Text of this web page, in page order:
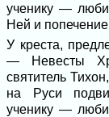
учени­ку —
Ней и
У креста,
— Невесты
святитель
на Руси
ученику —